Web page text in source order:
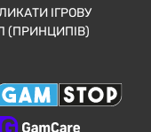
ІГРОВУ
(ПРИНЦИПІВ)